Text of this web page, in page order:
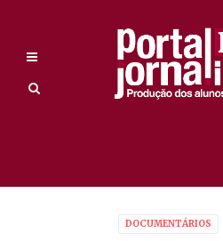
DOCUMENTÁRIOS